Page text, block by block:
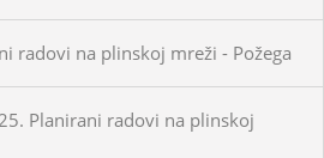
radovi na plinskoj mreži - Požega
Planirani radovi na plinskoj